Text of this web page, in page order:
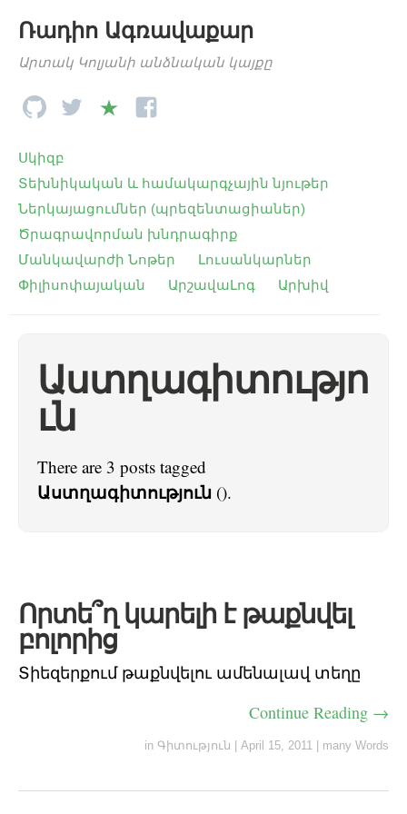
Ռադիո Ագռավաքար
Արտակ Կոլյանի անձնական կայքը
Սկիզբ
Տեխնիկական և համակարգչային նյութեր
Ներկայացումներ (պրեզենտացիաներ)
Ծրագրավորման խնդրագիրք
Մանկավարժի Նոթեր
Լուսանկարներ
Փիլիսոփայական
ԱրշավաԼոգ Արխիվ
Աստղագիտությո
ւն
There are 3 posts tagged
Աստղագիտություն ().
Որտե՞ղ կարելի է թաքնվել
բոլորից
Տիեզերքում թաքնվելու ամենալավ տեղը
Continue Reading →
in Գիտություն April 15, 2011 many Words